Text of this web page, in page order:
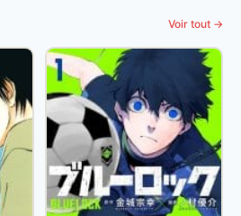
Voir tout →